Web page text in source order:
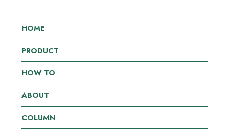
HOME
PRODUCT
HOW TO
ABOUT
COLUMN